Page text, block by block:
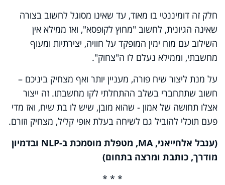
חלק זה דומיננטי בו מאוד, עד שאינו מסוגל לחשוב בצורה
שאינה הגיונית, לחשוב "מחוץ לקופסא", ואז ממילא אין
השילוב עם מוח ימין המופקד על חוויה, יצירתיות ומעוף
מחשבתי, וממילא נעלם לו ה"צחוק".
על מנת ליצור שיח פורה, מעניין יותר ואף מצחיק ביניכם –
חשוב שתתחברי בשלב ההתחלתי לקו מחשבתו. זה ייצור
אצלו תחושה של אמון - שהוא מובן, שיש לו בת שיח, ואז מדי
פעם תוכלי להוביל גם לשיחה בעלת אופי קליל, מצחיק וזורם.
(ענבל אלחייאני,MA, מטפלת מוסמכת ב-NLP ובדמיון
מודרך, כותבת ומרצה בתחום)
* * *